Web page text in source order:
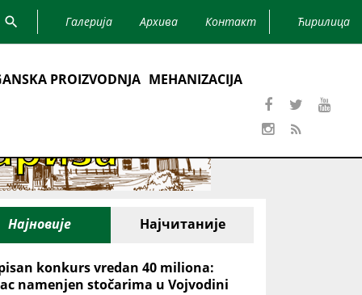
Галерија Архива Контакт Ћирилица
PROIZVODNJA MEHANIZACIJA
Најновије Најчитаније
konkurs vredan 40 miliona:
namenjen stočarima u Vojvodini